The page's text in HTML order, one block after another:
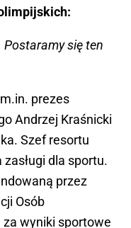
się ten
prezes
Andrzej Kraśnicki
Szef resortu
dla sportu.
przez
Osób
za wyniki sportowe